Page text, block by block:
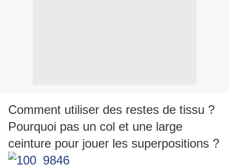
Comment utiliser des restes de tissu ?
Pourquoi pas un col et une large
ceinture pour jouer les superpositions ?